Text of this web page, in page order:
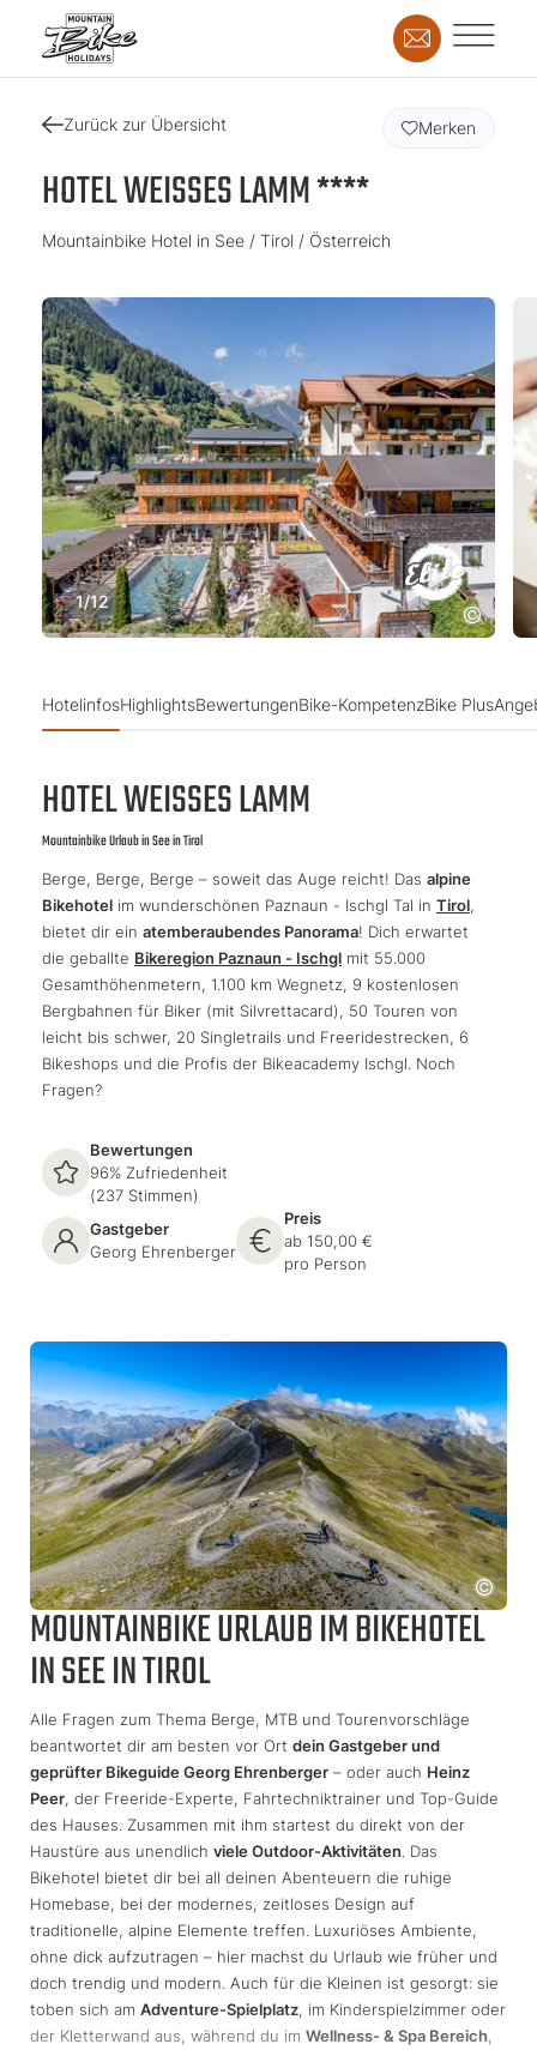
Zurück zur Übersicht
HOTEL WEISSES LAMM ****
Mountainbike Hotel in See / Tirol / Österreich
Merken
1/12
HotelinfosHighlightsBewertungenBike-KompetenzBike Plus
HOTEL WEISSES LAMM
Mountainbike Urlaub in See in Tirol
Berge, Berge, Berge – soweit das Auge reicht! Das alpine
Bikehotel im wunderschönen Paznaun - Ischgl Tal in Tirol,
bietet dir ein atemberaubendes Panorama! Dich erwartet
die geballte Bikeregion Paznaun - Ischgl mit 55.000
Gesamthöhenmetern, 1.100 km Wegnetz, 9 kostenlosen
Bergbahnen für Biker (mit Silvrettacard), 50 Touren von
leicht bis schwer, 20 Singletrails und Freeridestrecken, 6
Bikeshops und die Profis der Bikeacademy Ischgl. Noch
Fragen?
Bewertungen
96% Zufriedenheit
(237 Stimmen)
Gastgeber
Georg Ehrenberger
Preis
ab 150,00 €
pro Person
MOUNTAINBIKE URLAUB IM BIKEHOTEL
IN SEE IN TIROL
Alle Fragen zum Thema Berge, MTB und Tourenvorschläge
beantwortet dir am besten vor Ort dein Gastgeber und
geprüfter Bikeguide Georg Ehrenberger – oder auch Heinz
Peer, der Freeride-Experte, Fahrtechniktrainer und Top-Guide
des Hauses. Zusammen mit ihm startest du direkt von der
Haustüre aus unendlich viele Outdoor-Aktivitäten. Das
Bikehotel bietet dir bei all deinen Abenteuern die ruhige
Homebase, bei der modernes, zeitloses Design auf
traditionelle, alpine Elemente treffen. Luxuriöses Ambiente,
ohne dick aufzutragen – hier machst du Urlaub wie früher und
doch trendig und modern. Auch für die Kleinen ist gesorgt: sie
toben sich am Adventure-Spielplatz, im Kinderspielzimmer oder
der Kletterwand aus, während du im Wellness- & Spa Bereich